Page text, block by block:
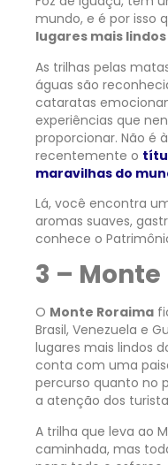
mundo, e é por isso
lugares mais
As trilhas pelas
águas são
cataratas
experiências que
proporcionar. Não é
recentemente o
maravilhas do
Lá, você encontra
aromas suaves,
conhece o
3 –
O Monte Roraima
Brasil, Venezuela e
lugares mais lindos
conta com uma
percurso quanto no
a atenção dos
A trilha que leva ao
caminhada, mas